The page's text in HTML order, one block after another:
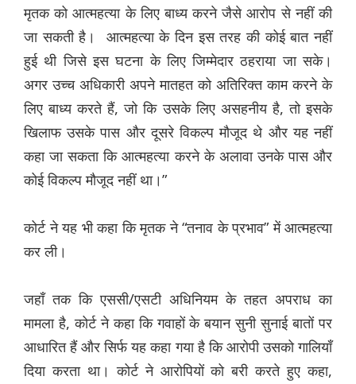
मृतक को आत्महत्या के लिए बाध्य करने जैसे आरोप से नहीं की
जा सकती है। आत्महत्या के दिन इस तरह की कोई बात नहीं
हुई थी जिसे इस घटना के लिए जिम्मेदार ठहराया जा सके।
अगर उच्च अधिकारी अपने मातहत को अतिरिक्त काम करने के
लिए बाध्य करते हैं, जो कि उसके लिए असहनीय है, तो इसके
खिलाफ उसके पास और दूसरे विकल्प मौजूद थे और यह नहीं
कहा जा सकता कि आत्महत्या करने के अलावा उनके पास और
कोई विकल्प मौजूद नहीं था।”
कोर्ट ने यह भी कहा कि मृतक ने “तनाव के प्रभाव” में आत्महत्या
कर ली।
जहाँ तक कि एससी/एसटी अधिनियम के तहत अपराध का
मामला है, कोर्ट ने कहा कि गवाहों के बयान सुनी सुनाई बातों पर
आधारित हैं और सिर्फ यह कहा गया है कि आरोपी उसको गालियाँ
दिया करता था। कोर्ट ने आरोपियों को बरी करते हुए कहा,